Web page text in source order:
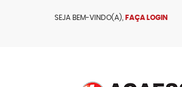
SEJA BEM-VINDO(A), FAÇA LOGIN